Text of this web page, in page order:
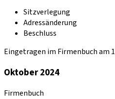
Sitzverlegung
Adressänderung
Beschluss
Eingetragen im Firmenbuch am
Oktober 2024
Firmenbuch